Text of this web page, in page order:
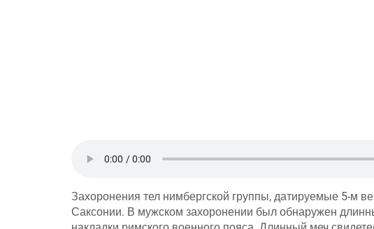
Захоронения тел нимбергской группы, датируемые 5-м
Саксонии. В мужском захоронении был обнаружен